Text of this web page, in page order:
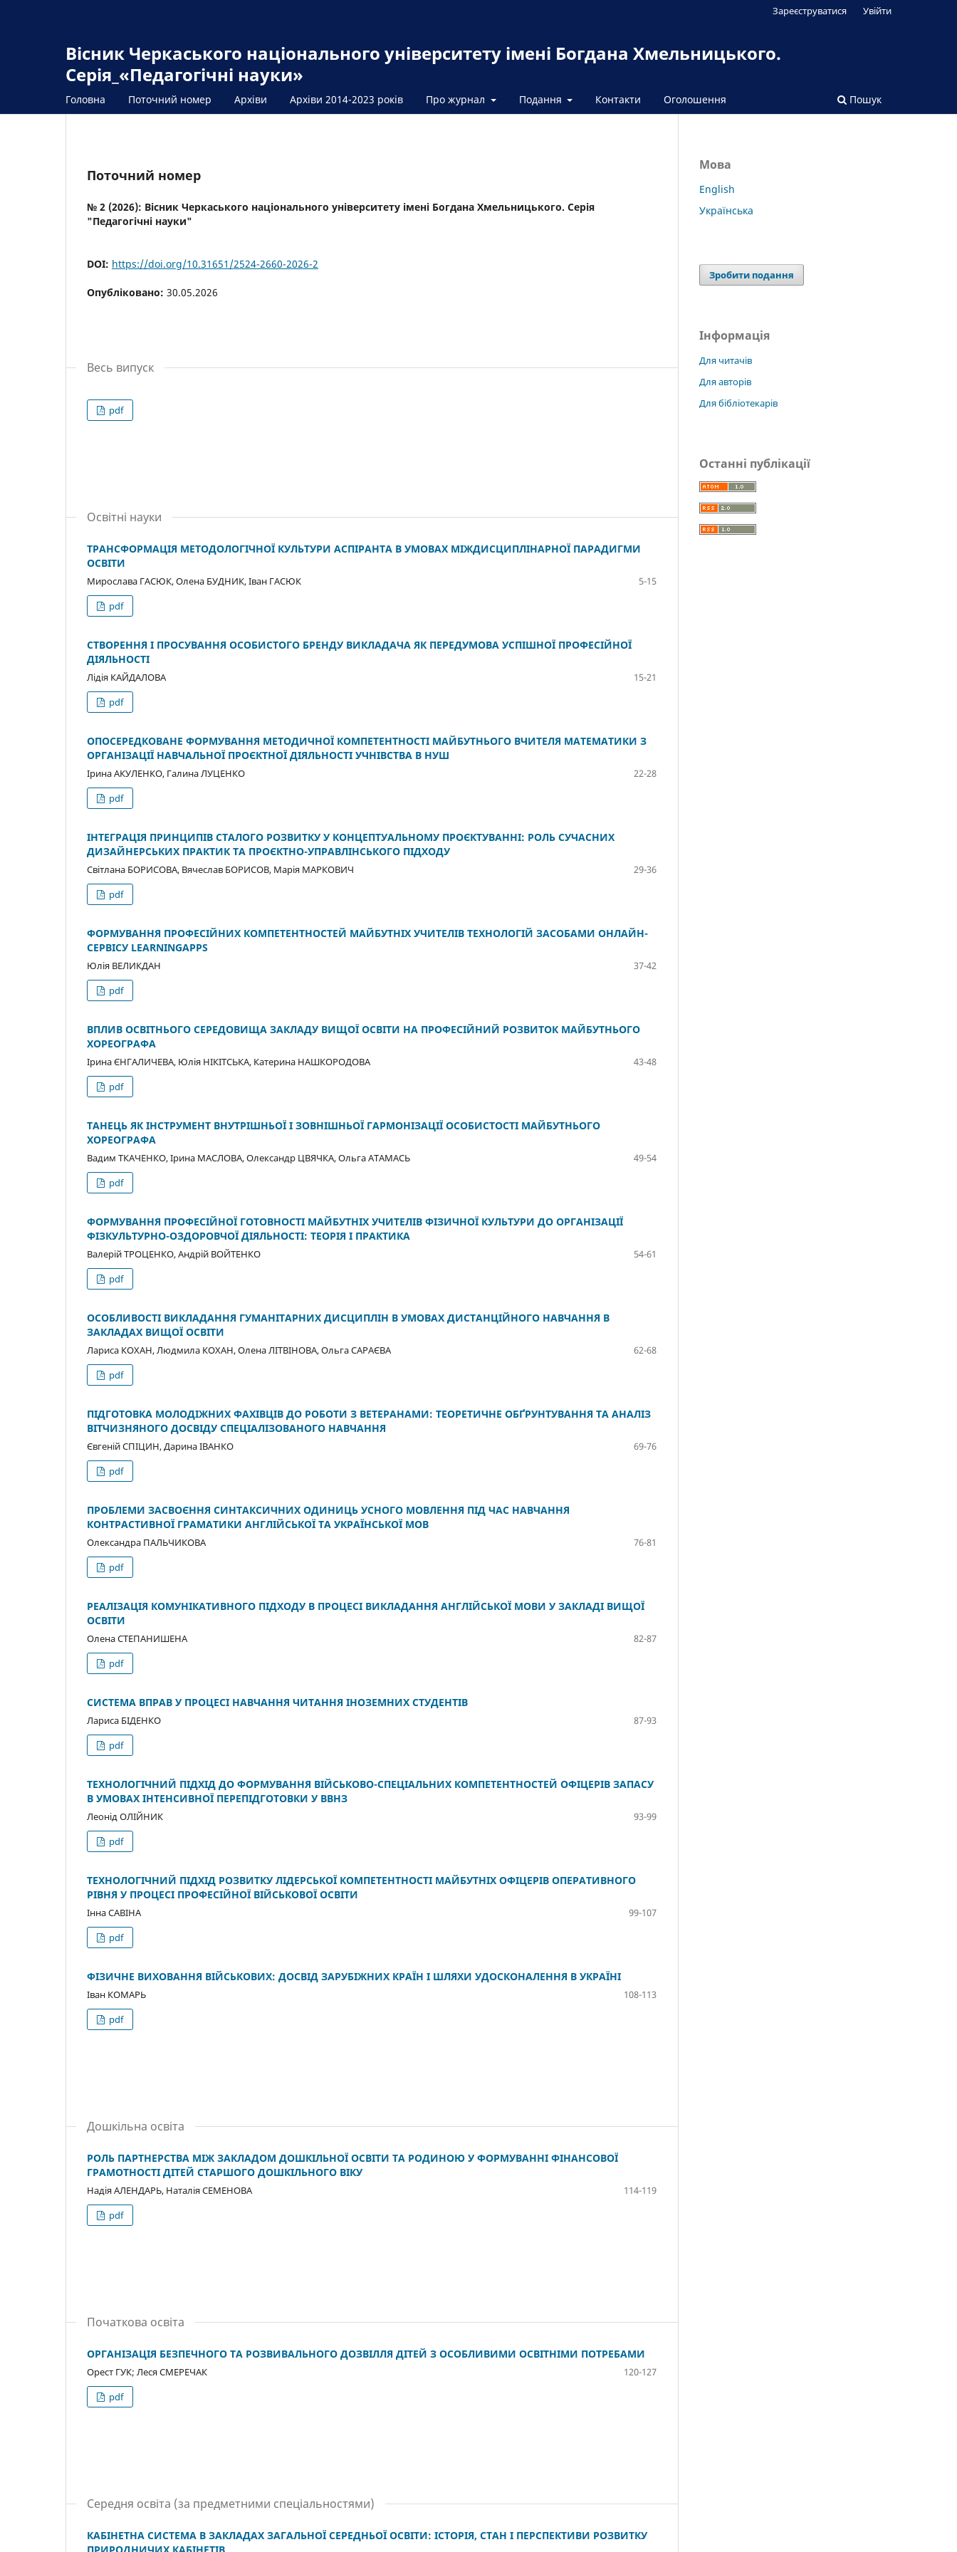
Вісник Черкаського національного університету імені Богдана Хмельницького.
Серія_«Педагогічні науки»
Головна Поточний номер Архіви Архіви 2014-2023 років Про журнал Подання Контакти Оголошення Пошук
Зареєструватися Увійти
Поточний номер
№ 2 (2026): Вісник Черкаського національного університету імені Богдана Хмельницького. Серія
"Педагогічні науки"
DOI: https://doi.org/10.31651/2524-2660-2026-2
Опубліковано: 30.05.2026
Весь випуск
pdf
Освітні науки
ТРАНСФОРМАЦІЯ МЕТОДОЛОГІЧНОЇ КУЛЬТУРИ АСПІРАНТА В УМОВАХ МІЖДИСЦИПЛІНАРНОЇ ПАРАДИГМИ
ОСВІТИ
Мирослава ГАСЮК, Олена БУДНИК, Іван ГАСЮК
5-15
pdf
СТВОРЕННЯ І ПРОСУВАННЯ ОСОБИСТОГО БРЕНДУ ВИКЛАДАЧА ЯК ПЕРЕДУМОВА УСПІШНОЇ ПРОФЕСІЙНОЇ
ДІЯЛЬНОСТІ
Лідія КАЙДАЛОВА
15-21
pdf
ОПОСЕРЕДКОВАНЕ ФОРМУВАННЯ МЕТОДИЧНОЇ КОМПЕТЕНТНОСТІ МАЙБУТНЬОГО ВЧИТЕЛЯ МАТЕМАТИКИ З
ОРГАНІЗАЦІЇ НАВЧАЛЬНОЇ ПРОЄКТНОЇ ДІЯЛЬНОСТІ УЧНІВСТВА В НУШ
Ірина АКУЛЕНКО, Галина ЛУЦЕНКО
22-28
pdf
ІНТЕГРАЦІЯ ПРИНЦИПІВ СТАЛОГО РОЗВИТКУ У КОНЦЕПТУАЛЬНОМУ ПРОЄКТУВАННІ: РОЛЬ СУЧАСНИХ
ДИЗАЙНЕРСЬКИХ ПРАКТИК ТА ПРОЄКТНО-УПРАВЛІНСЬКОГО ПІДХОДУ
Світлана БОРИСОВА, Вячеслав БОРИСОВ, Марія МАРКОВИЧ
29-36
pdf
ФОРМУВАННЯ ПРОФЕСІЙНИХ КОМПЕТЕНТНОСТЕЙ МАЙБУТНІХ УЧИТЕЛІВ ТЕХНОЛОГІЙ ЗАСОБАМИ ОНЛАЙН-
СЕРВІСУ LEARNINGAPPS
Юлія ВЕЛИКДАН
37-42
pdf
ВПЛИВ ОСВІТНЬОГО СЕРЕДОВИЩА ЗАКЛАДУ ВИЩОЇ ОСВІТИ НА ПРОФЕСІЙНИЙ РОЗВИТОК МАЙБУТНЬОГО
ХОРЕОГРАФА
Ірина ЄНГАЛИЧЕВА, Юлія НІКІТСЬКА, Катерина НАШКОРОДОВА
43-48
pdf
ТАНЕЦЬ ЯК ІНСТРУМЕНТ ВНУТРІШНЬОЇ І ЗОВНІШНЬОЇ ГАРМОНІЗАЦІЇ ОСОБИСТОСТІ МАЙБУТНЬОГО
ХОРЕОГРАФА
Вадим ТКАЧЕНКО, Ірина МАСЛОВА, Олександр ЦВЯЧКА, Ольга АТАМАСЬ
49-54
pdf
ФОРМУВАННЯ ПРОФЕСІЙНОЇ ГОТОВНОСТІ МАЙБУТНІХ УЧИТЕЛІВ ФІЗИЧНОЇ КУЛЬТУРИ ДО ОРГАНІЗАЦІЇ
ФІЗКУЛЬТУРНО-ОЗДОРОВЧОЇ ДІЯЛЬНОСТІ: ТЕОРІЯ І ПРАКТИКА
Валерій ТРОЦЕНКО, Андрій ВОЙТЕНКО
54-61
pdf
ОСОБЛИВОСТІ ВИКЛАДАННЯ ГУМАНІТАРНИХ ДИСЦИПЛІН В УМОВАХ ДИСТАНЦІЙНОГО НАВЧАННЯ В
ЗАКЛАДАХ ВИЩОЇ ОСВІТИ
Лариса КОХАН, Людмила КОХАН, Олена ЛІТВІНОВА, Ольга САРАЄВА
62-68
pdf
ПІДГОТОВКА МОЛОДІЖНИХ ФАХІВЦІВ ДО РОБОТИ З ВЕТЕРАНАМИ: ТЕОРЕТИЧНЕ ОБҐРУНТУВАННЯ ТА АНАЛІЗ
ВІТЧИЗНЯНОГО ДОСВІДУ СПЕЦІАЛІЗОВАНОГО НАВЧАННЯ
Євгеній СПІЦИН, Дарина ІВАНКО
69-76
pdf
ПРОБЛЕМИ ЗАСВОЄННЯ СИНТАКСИЧНИХ ОДИНИЦЬ УСНОГО МОВЛЕННЯ ПІД ЧАС НАВЧАННЯ
КОНТРАСТИВНОЇ ГРАМАТИКИ АНГЛІЙСЬКОЇ ТА УКРАЇНСЬКОЇ МОВ
Олександра ПАЛЬЧИКОВА
76-81
pdf
РЕАЛІЗАЦІЯ КОМУНІКАТИВНОГО ПІДХОДУ В ПРОЦЕСІ ВИКЛАДАННЯ АНГЛІЙСЬКОЇ МОВИ У ЗАКЛАДІ ВИЩОЇ
ОСВІТИ
Олена СТЕПАНИШЕНА
82-87
pdf
СИСТЕМА ВПРАВ У ПРОЦЕСІ НАВЧАННЯ ЧИТАННЯ ІНОЗЕМНИХ СТУДЕНТІВ
Лариса БІДЕНКО
87-93
pdf
ТЕХНОЛОГІЧНИЙ ПІДХІД ДО ФОРМУВАННЯ ВІЙСЬКОВО-СПЕЦІАЛЬНИХ КОМПЕТЕНТНОСТЕЙ ОФІЦЕРІВ ЗАПАСУ
В УМОВАХ ІНТЕНСИВНОЇ ПЕРЕПІДГОТОВКИ У ВВНЗ
Леонід ОЛІЙНИК
93-99
pdf
ТЕХНОЛОГІЧНИЙ ПІДХІД РОЗВИТКУ ЛІДЕРСЬКОЇ КОМПЕТЕНТНОСТІ МАЙБУТНІХ ОФІЦЕРІВ ОПЕРАТИВНОГО
РІВНЯ У ПРОЦЕСІ ПРОФЕСІЙНОЇ ВІЙСЬКОВОЇ ОСВІТИ
Інна САВІНА
99-107
pdf
ФІЗИЧНЕ ВИХОВАННЯ ВІЙСЬКОВИХ: ДОСВІД ЗАРУБІЖНИХ КРАЇН І ШЛЯХИ УДОСКОНАЛЕННЯ В УКРАЇНІ
Іван КОМАРЬ
108-113
pdf
Дошкільна освіта
РОЛЬ ПАРТНЕРСТВА МІЖ ЗАКЛАДОМ ДОШКІЛЬНОЇ ОСВІТИ ТА РОДИНОЮ У ФОРМУВАННІ ФІНАНСОВОЇ
ГРАМОТНОСТІ ДІТЕЙ СТАРШОГО ДОШКІЛЬНОГО ВІКУ
Надія АЛЕНДАРЬ, Наталія СЕМЕНОВА
114-119
pdf
Початкова освіта
ОРГАНІЗАЦІЯ БЕЗПЕЧНОГО ТА РОЗВИВАЛЬНОГО ДОЗВІЛЛЯ ДІТЕЙ З ОСОБЛИВИМИ ОСВІТНІМИ ПОТРЕБАМИ
Орест ГУК; Леся СМЕРЕЧАК
120-127
pdf
Середня освіта (за предметними спеціальностями)
КАБІНЕТНА СИСТЕМА В ЗАКЛАДАХ ЗАГАЛЬНОЇ СЕРЕДНЬОЇ ОСВІТИ: ІСТОРІЯ, СТАН І ПЕРСПЕКТИВИ РОЗВИТКУ
ПРИРОДНИЧИХ КАБІНЕТІВ
Мова
English
Українська
Зробити подання
Інформація
Для читачів
Для авторів
Для бібліотекарів
Останні публікації